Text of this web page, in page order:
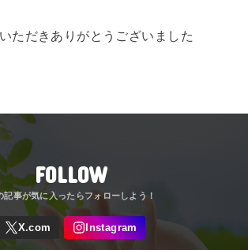
ただきありがとうございました
FOLLOW